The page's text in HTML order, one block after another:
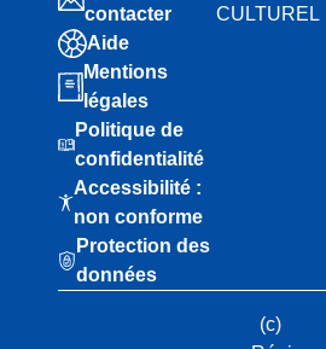
contacter
Aide
Mentions
légales
Politique de
confidentialité
Accessibilité :
non conforme
Protection des
données
CULTUREL
(c)